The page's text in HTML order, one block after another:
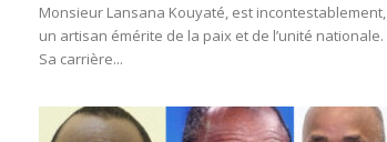
Monsieur Lansana Kouyaté, est incontestablement,
un artisan émérite de la paix et de l’unité nationale.
Sa carrière...